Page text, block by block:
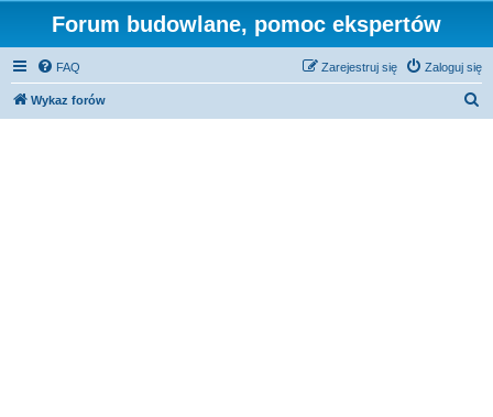
Forum budowlane, pomoc ekspertów
FAQ Zaloguj się
Zarejestruj się
Wykaz forów